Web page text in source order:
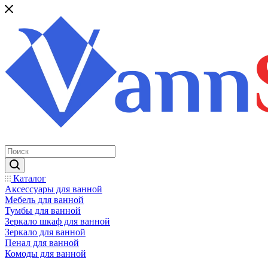
Каталог
Аксессуары для ванной
Мебель для ванной
Тумбы для ванной
Зеркало шкаф для ванной
Зеркало для ванной
Пенал для ванной
Комоды для ванной